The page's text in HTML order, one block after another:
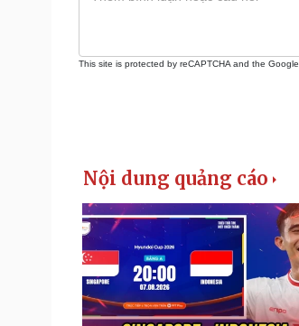
This site is protected by reCAPTCHA and the Google